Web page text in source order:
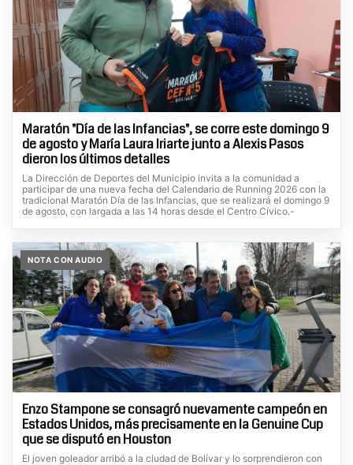
Maratón "Día de las Infancias", se corre este domingo 9
de agosto y María Laura Iriarte junto a Alexis Pasos
dieron los últimos detalles
La Dirección de Deportes del Municipio invita a la comunidad a
participar de una nueva fecha del Calendario de Running 2026 con la
tradicional Maratón Día de las Infancias, que se realizará el domingo 9
de agosto, con largada a las 14 horas desde el Centro Cívico.-
NOTA CON AUDIO
Enzo Stampone se consagró nuevamente campeón en
Estados Unidos, más precisamente en la Genuine Cup
que se disputó en Houston
El joven goleador arribó a la ciudad de Bolívar y lo sorprendieron con